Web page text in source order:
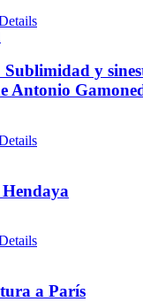
y
Antonio
a París